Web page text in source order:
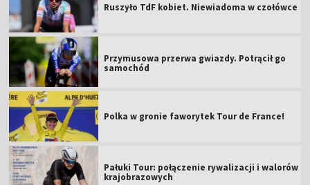
Ruszyło TdF kobiet. Niewiadoma w czołówce
Przymusowa przerwa gwiazdy. Potrącił go
samochód
Polka w gronie faworytek Tour de France!
Pałuki Tour: połączenie rywalizacji i walorów
krajobrazowych